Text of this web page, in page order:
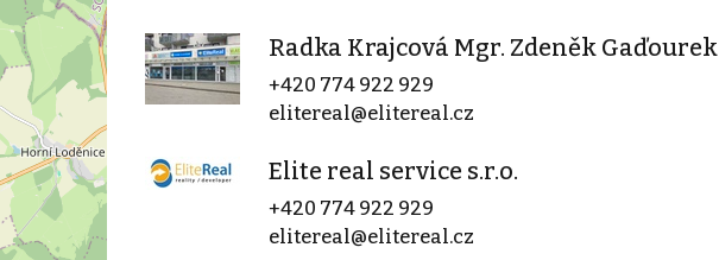
Radka Krajcová Mgr. Zdeněk Gaďourek
+420 774 922 929
elitereal@elitereal.cz
Elite real service s.r.o.
+420 774 922 929
elitereal@elitereal.cz